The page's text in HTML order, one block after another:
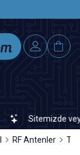
Sitemizde veya
RF Antenler